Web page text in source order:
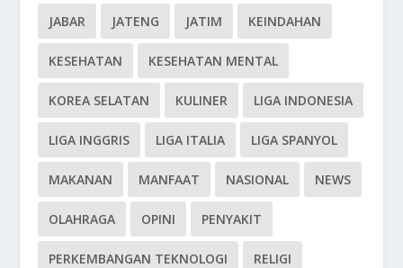
JABAR JATENG JATIM KEINDAHAN
KESEHATAN KESEHATAN MENTAL
KOREA SELATAN KULINER LIGA INDONESIA
LIGA INGGRIS LIGA ITALIA LIGA SPANYOL
MAKANAN MANFAAT NASIONAL NEWS
OLAHRAGA OPINI PENYAKIT
PERKEMBANGAN TEKNOLOGI RELIGI